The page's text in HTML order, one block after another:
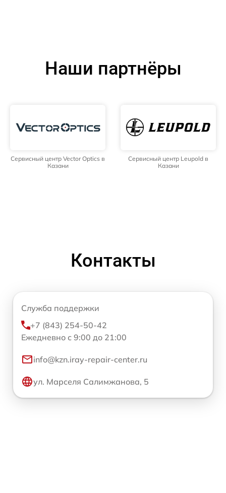
Наши партнёры
Сервисный центр Vector Optics в
Казани
Сервисный центр Leupold в
Казани
Контакты
Служба поддержки
+7 (843) 254-50-42
Ежедневно с 9:00 до 21:00
info@kzn.iray-repair-center.ru
ул. Марселя Салимжанова, 5